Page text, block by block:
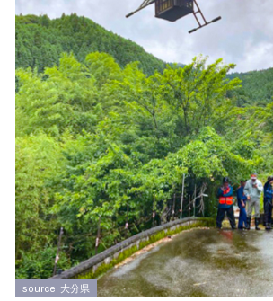
source: 大分県